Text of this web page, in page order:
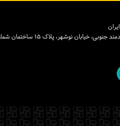
پلاک ۱۵ ساختمان شماره ۲ خانه هنرمندان ایران، واحد ۸